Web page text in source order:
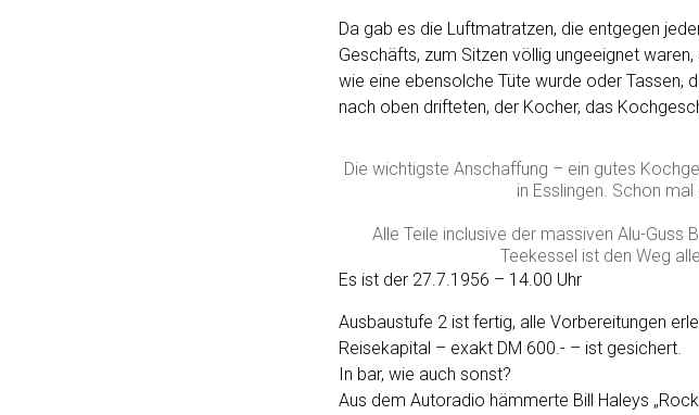
Da gab es die Luftmatratzen, die entgegen
Geschäfts, zum Sitzen völlig ungeeignet
wie eine ebensolche Tüte wurde oder Tassen,
nach oben drifteten, der Kocher, das
Die wichtigste Anschaffung – ein gutes
in Esslingen. Schon
Alle Teile inclusive der massiven Alu-
Teekessel ist den Weg
Es ist der 27.7.1956 – 14.00 Uhr
Ausbaustufe 2 ist fertig, alle Vorbereitungen
Reisekapital – exakt DM 600.- – ist gesichert.
In bar, wie auch sonst?
Aus dem Autoradio hämmerte Bill Haleys